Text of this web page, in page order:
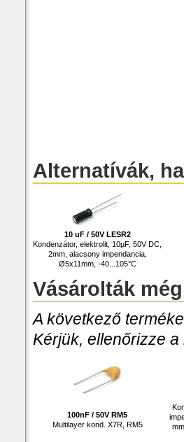
Alternatívák,
10 uF / 50V LESR2
Kondenzátor, elektrolit, 10µF, 50V DC,
2mm, alacsony impendancia,
Ø5x11mm, -40...105°C
Vásárolták még
A következő
Kérjük, ellenőrizze
100nF / 50V RM5
Multilayer kond. X7R, RM5